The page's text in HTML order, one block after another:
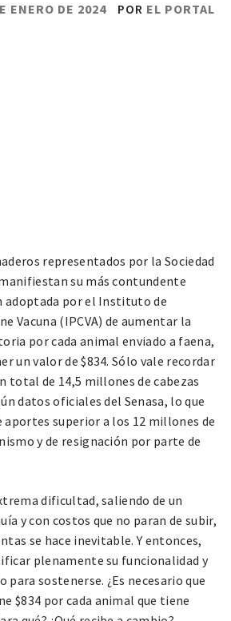
ENERO DE 2024 POR EL PORTAL
representados por la Sociedad
su más contundente
adoptada por el Instituto de
Vacuna (IPCVA) de aumentar la
por cada animal enviado a faena,
un valor de $834. Sólo vale recordar
total de 14,5 millones de cabezas
datos oficiales del Senasa, lo que
aportes superior a los 12 millones de
y de resignación por parte de
dificultad, saliendo de un
y con costos que no paran de subir,
se hace inevitable. Y entonces,
plenamente su funcionalidad y
sostenerse. ¿Es necesario que
$834 por cada animal que tiene